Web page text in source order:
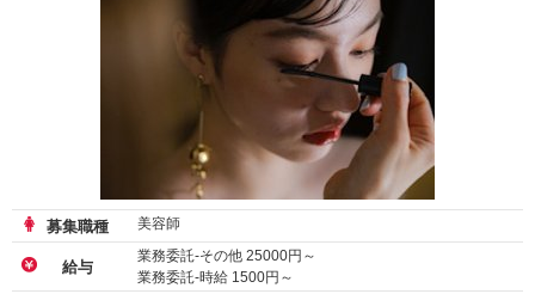
募集職種 美容師
給与
業務委託-その他 25000円～
業務委託-時給 1500円～